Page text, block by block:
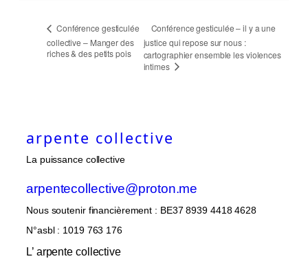
Conférence gesticulée
collective – Manger des
riches & des petits pois
Conférence gesticulée – il y a une
justice qui repose sur nous :
cartographier ensemble les violences
intimes
arpente collective
La puissance collective
arpentecollective@proton.me
Nous soutenir financièrement : BE37 8939 4418 4628
N°asbl : 1019 763 176
L’ arpente collective